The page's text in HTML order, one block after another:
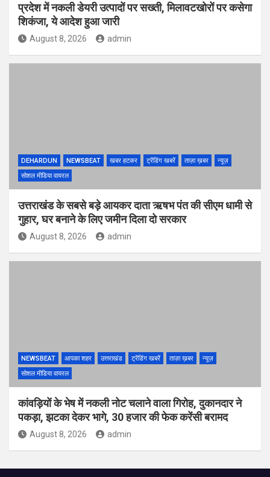
प्रदेश में नकली डेयरी उत्पादों पर सख्ती, मिलावटखोरों पर कसेगा
शिकंजा, ये आदेश हुआ जारी
August 8, 2026 admin
DEHARDUN NEWSBEAT खबर हटकर ट्रेंडिंग खबरें ताज़ा ख़बर
न्यूज़
सोशल मीडिया वायरल
उत्तराखंड के सबसे बड़े आयकर दाता ऋषभ पंत की सीएम धामी से
गुहार, घर बनाने के लिए जमीन दिला दो सरकार
August 8, 2026 admin
NEWSBEAT आपका शहर उत्तराखंड ट्रेंडिंग खबरें ताज़ा ख़बर
न्यूज़
सोशल मीडिया वायरल
कांवड़ियों के भेष में नकली नोट चलाने वाला गिरोह, दुकानदार ने
पकड़ा, झटका देकर भागे, 30 हजार की फेक करेंसी बरामद
August 8, 2026 admin